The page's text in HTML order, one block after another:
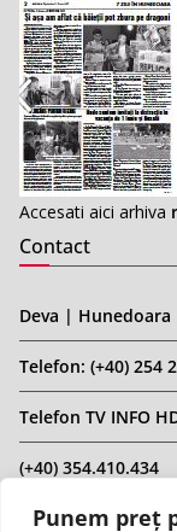
Punem preț
Accesati aici arhiva
Contact
Deva |
Telefon: (+40) 254
Telefon TV INFO
(+40) 354.410.434